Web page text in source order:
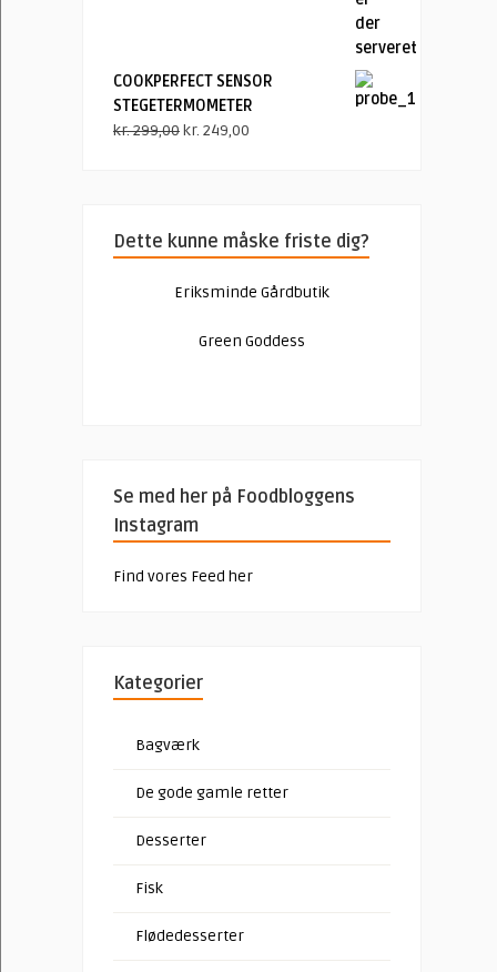
kr. 149,00.kr. 59,00.
COOKPERFECT SENSOR
STEGETERMOMETER
kr.299,00Den
kr. 299,00.
kr. 249,00
Dette kunne måske friste dig?
Eriksminde Gårdbutik
Green Goddess
Se med her på Foodbloggens
Instagram
Find vores Feed her
Kategorier
Bagværk
De gode gamle retter
Desserter
Fisk
Flødedesserter